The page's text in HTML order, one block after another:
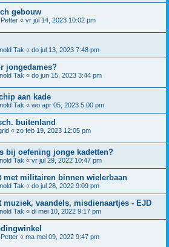
gebouw
Petter « vr jul 14, 2023 10:02 pm
Tak « do jul 13, 2023 7:48 pm
jongedames?
Tak « do jun 15, 2023 3:44 pm
aan kade
Tak « wo apr 05, 2023 5:00 pm
buitenland
« zo feb 19, 2023 12:05 pm
bij oefening jonge kadetten?
Tak « vr jul 29, 2022 10:47 pm
met militairen binnen wielerbaan
Tak « do jul 28, 2022 9:09 pm
muziek, vaandels, misdienaartjes - EJD
Tak « di mei 10, 2022 9:17 pm
Petter « ma mei 09, 2022 9:47 pm